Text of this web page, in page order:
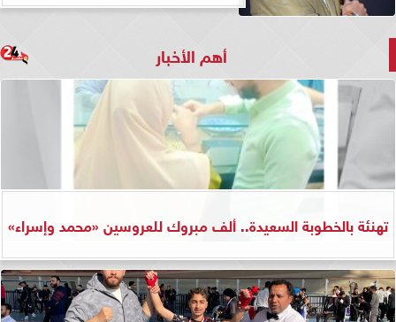
أهم الأخبار
تهنئة بالخطوبة السعيدة.. ألف مبروك للعروسين «محمد وإسراء»